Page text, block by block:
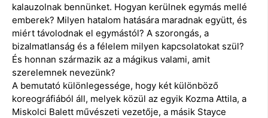
kalauzolnak bennünket. Hogyan kerülnek egymás mellé
emberek? Milyen hatalom hatására maradnak együtt, és
miért távolodnak el egymástól? A szorongás, a
bizalmatlanság és a félelem milyen kapcsolatokat szül?
És honnan származik az a mágikus valami, amit
szerelemnek nevezünk?
A bemutató különlegessége, hogy két különböző
koreográfiából áll, melyek közül az egyik Kozma Attila, a
Miskolci Balett művészeti vezetője, a másik Stayce